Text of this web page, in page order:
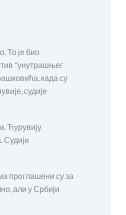
То је био
“унутрашњег
када су
судије
Ћурувију
Судији
проглашени су за
али у Србији